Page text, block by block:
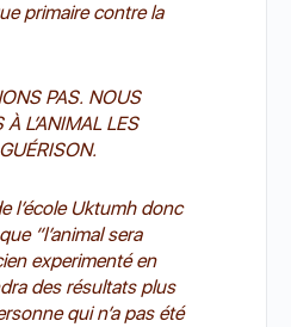
primaire contre la
PAS. NOUS
L’ANIMAL LES
l’école Uktumh donc
que “l’animal sera
experimenté en
des résultats plus
qui n’a pas été